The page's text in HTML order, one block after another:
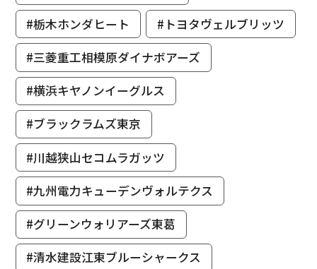
#栃木ホンダヒート
#トヨタヴェルブリッツ
#三菱重工相模原ダイナボアーズ
#横浜キヤノンイーグルス
#ブラックラムズ東京
#川越狭山セコムラガッツ
#九州電力キューデンヴォルテクス
#グリーンウォリアーズ東葛
#清水建設江東ブルーシャークス